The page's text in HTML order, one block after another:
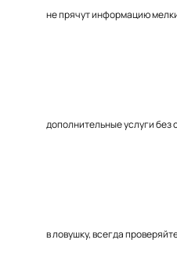
не прячут информацию
дополнительные услуги без
в ловушку, всегда